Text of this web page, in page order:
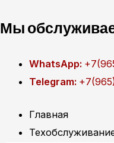
к
Мы
WhatsApp:
Telegram:
Главная